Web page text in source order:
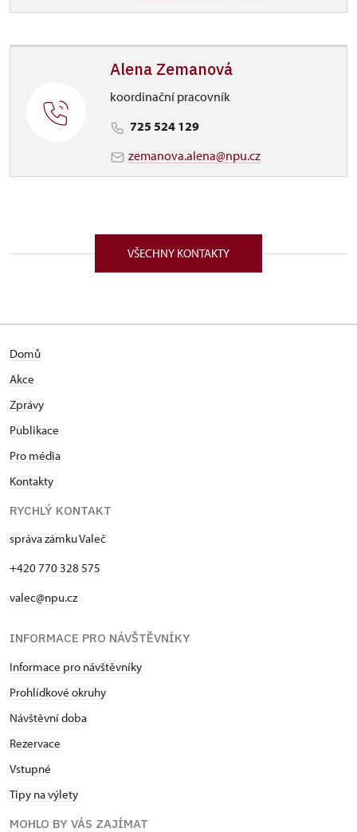
Alena Zemanová
koordinační pracovník
725 524 129
zemanova.alena@npu.cz
VŠECHNY KONTAKTY
Domů
Akce
Zprávy
Publikace
Pro média
Kontakty
RYCHLÝ KONTAKT
správa zámku Valeč
+420 770 328 575
valec@npu.cz
INFORMACE PRO NÁVŠTĚVNÍKY
Informace pro návštěvníky
Prohlídkové okruhy
Návštěvní doba
Rezervace
Vstupné
Tipy na výlety
MOHLO BY VÁS ZAJÍMAT